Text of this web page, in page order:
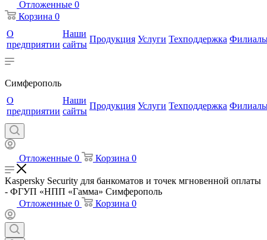
Отложенные 0
Корзина 0
О
предприятии
Наши
сайты
Продукция Услуги Техподдержка
Симферополь
О
предприятии
Наши
сайты
Продукция Услуги Техподдержка
Отложенные 0 Корзина 0
Kaspersky Security для банкоматов и точек мгновенной оплаты
- ФГУП «НПП «Гамма» Симферополь
Отложенные 0 Корзина 0